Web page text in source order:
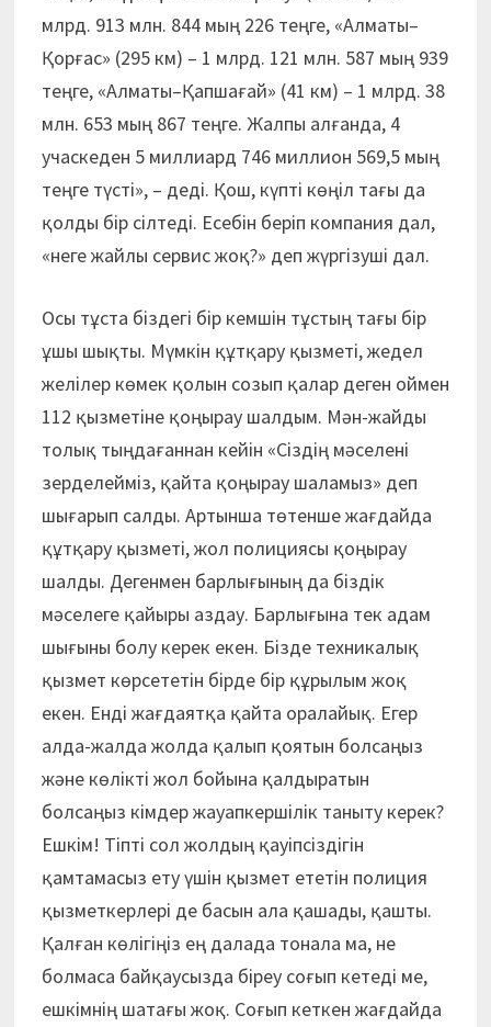
млрд. 913 млн. 844 мың 226 теңге, «Алматы–
Қорғас» (295 км) – 1 млрд. 121 млн. 587 мың 939
теңге, «Алматы–Қапшағай» (41 км) – 1 млрд. 38
млн. 653 мың 867 теңге. Жалпы алғанда, 4
учаскеден 5 миллиард 746 миллион 569,5 мың
теңге түсті», – деді. Қош, күпті көңіл тағы да
қолды бір сілтеді. Есебін беріп компания дал,
«неге жайлы сервис жоқ?» деп жүргізуші дал.
Осы тұста біздегі бір кемшін тұстың тағы бір
ұшы шықты. Мүмкін құтқару қызметі, жедел
желілер көмек қолын созып қалар деген оймен
112 қызметіне қоңырау шалдым. Мән-жайды
толық тыңдағаннан кейін «Сіздің мәселені
зерделейміз, қайта қоңырау шаламыз» деп
шығарып салды. Артынша төтенше жағдайда
құтқару қызметі, жол полициясы қоңырау
шалды. Дегенмен барлығының да біздік
мәселеге қайыры аздау. Барлығына тек адам
шығыны болу керек екен. Бізде техникалық
қызмет көрсететін бірде бір құрылым жоқ
екен. Енді жағдаятқа қайта оралайық. Егер
алда-жалда жолда қалып қоятын болсаңыз
және көлікті жол бойына қалдыратын
болсаңыз кімдер жауапкершілік таныту керек?
Ешкім! Тіпті сол жолдың қауіпсіздігін
қамтамасыз ету үшін қызмет ететін полиция
қызметкерлері де басын ала қашады, қашты.
Қалған көлігіңіз ең далада тонала ма, не
болмаса байқаусызда біреу соғып кетеді ме,
ешкімнің шатағы жоқ. Соғып кеткен жағдайда